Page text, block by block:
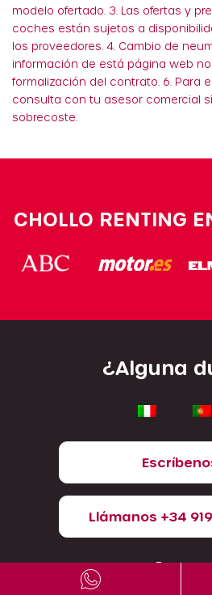
modelo ofertado. 3. Las ofertas y
coches están sujetos a
los proveedores. 4. Cambio de
información de está página web
formalización del contrato. 6. Para
consulta con tu asesor comercial
sobrecoste.
CHOLLO RENTING
¿Alguna
Llámanos +34